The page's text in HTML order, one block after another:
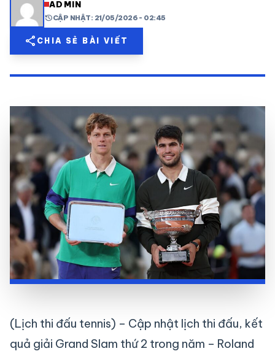
share mail
ADMIN
historyCẬP NHẬT: 21/05/2026 - 02:45
share CHIA SẺ BÀI VIẾT
(Lịch thi đấu tennis) – Cập nhật lịch thi đấu, kết
quả giải Grand Slam thứ 2 trong năm – Roland